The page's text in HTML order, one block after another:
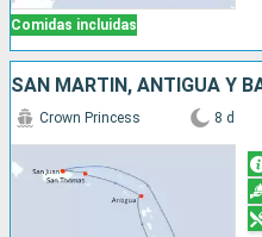
Comidas incluidas
Crown Princess 8 d